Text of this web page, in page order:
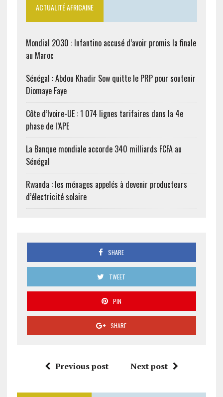
ACTUALITÉ AFRICAINE
Mondial 2030 : Infantino accusé d’avoir promis la finale
au Maroc
Sénégal : Abdou Khadir Sow quitte le PRP pour soutenir
Diomaye Faye
Côte d’Ivoire-UE : 1 074 lignes tarifaires dans la 4e
phase de l’APE
La Banque mondiale accorde 340 milliards FCFA au
Sénégal
Rwanda : les ménages appelés à devenir producteurs
d’électricité solaire
SHARE
TWEET
PIN
SHARE
Previous post Next post